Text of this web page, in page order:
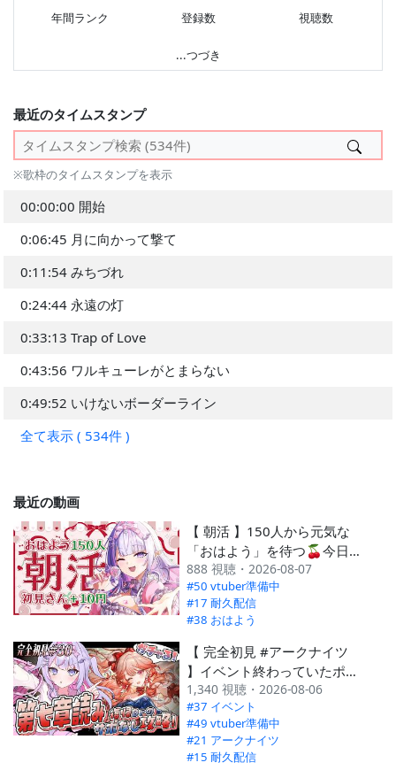
2024.10 第3週
#638
---
2024.10 第1週
#653
---
2023.05 第3週
#522
---
2022.12 第1週
#439
---
年間ランク 登録数
視聴数
...つづき
最近のタイムスタンプ
※歌枠のタイムスタンプを表示
00:00:00 開始
0:06:45 月に向かって撃て
0:11:54 みちづれ
0:24:44 永遠の灯
0:33:13 Trap of Love
0:43:56 ワルキューレがとまらない
0:49:52 いけないボーダーライン
全て表示 ( 534件 )
最近の動画
【 朝活 】150人から元気な
「おはよう」を待つ🍒今日も
がんばろ～！💗【#紫月るぴ
/ #新人vtuber 】
888 視聴・2026-08-07
#50 vtuber準備中
#17 耐久配信
#38 おはよう
【 完全初見 #アークナイツ
】イベント終わっていたポン
コツDr、ハルカを引きます…
😇【 #紫月るぴ / #vtuber 】
1,340 視聴・2026-08-06
#37 イベント
#49 vtuber準備中
#21 アークナイツ
#15 耐久配信